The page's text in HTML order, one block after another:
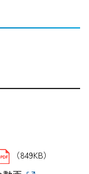
（849KB）